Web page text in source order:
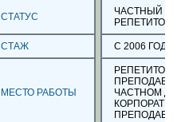
СТАТУС
ЧАСТНЫЙ
РЕПЕТИТОР
СТАЖ С 2006 ГОДА
МЕСТО РАБОТЫ
РЕПЕТИТОР
ЧАСТНОМ